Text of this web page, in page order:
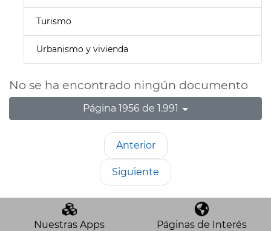
Turismo
Urbanismo y vivienda
No se ha encontrado ningún documento
Página 1956 de 1.991
Anterior
Siguiente
Nuestras Apps Páginas de Interés